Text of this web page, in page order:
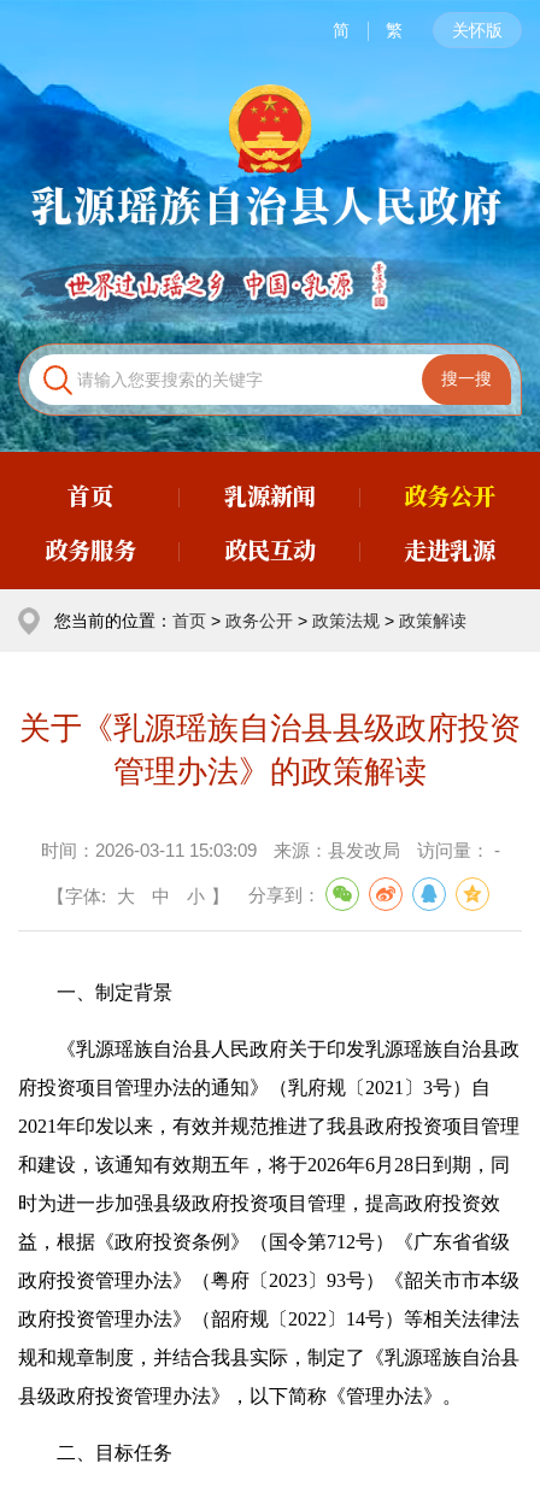
简 繁 关怀版
首页 乳源新闻
政务公开
政务服务
政民互动 走进乳源
您当前的位置： 首页 > 政务公开 > 政策法规 > 政策解读
关于《乳源瑶族自治县县级政府投资
管理办法》的政策解读
时间： 2026-03-11 15:03:09 来源： 县发改局 访问量： -
【字体: 大 中 小 】 分享到：
一、制定背景
《乳源瑶族自治县人民政府关于印发乳源瑶族自治县政
府投资项目管理办法的通知》（乳府规〔2021〕3号）自
2021年印发以来，有效并规范推进了我县政府投资项目管理
和建设，该通知有效期五年，将于2026年6月28日到期，同
时为进一步加强县级政府投资项目管理，提高政府投资效
益，根据《政府投资条例》（国令第712号）《广东省省级
政府投资管理办法》（粤府〔2023〕93号）《韶关市市本级
政府投资管理办法》（韶府规〔2022〕14号）等相关法律法
规和规章制度，并结合我县实际，制定了《乳源瑶族自治县
县级政府投资管理办法》，以下简称《管理办法》。
二、目标任务